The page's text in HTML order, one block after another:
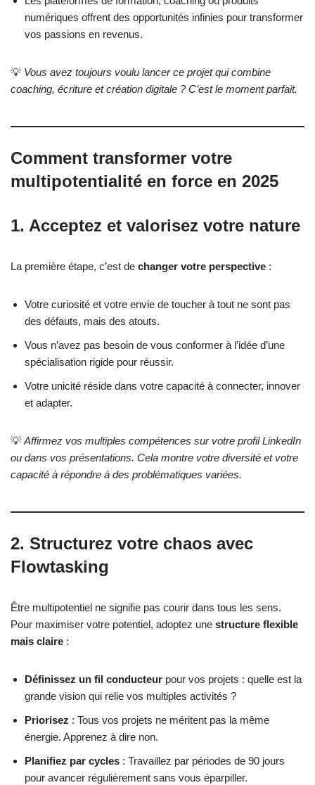
numériques offrent des opportunités infinies pour transformer
vos passions en revenus.
💡 Vous avez toujours voulu lancer ce projet qui combine
coaching, écriture et création digitale ? C’est le moment parfait.
Comment transformer votre
multipotentialité en force en 2025
1. Acceptez et valorisez votre nature
La première étape, c’est de changer votre perspective :
Votre curiosité et votre envie de toucher à tout ne sont pas
des défauts, mais des atouts.
Vous n’avez pas besoin de vous conformer à l’idée d’une
spécialisation rigide pour réussir.
Votre unicité réside dans votre capacité à connecter, innover
et adapter.
💡 Affirmez vos multiples compétences sur votre profil LinkedIn
ou dans vos présentations. Cela montre votre diversité et votre
capacité à répondre à des problématiques variées.
2. Structurez votre chaos avec
Flowtasking
Être multipotentiel ne signifie pas courir dans tous les sens.
Pour maximiser votre potentiel, adoptez une structure flexible
mais claire :
Définissez un fil conducteur pour vos projets : quelle est la
grande vision qui relie vos multiples activités ?
Priorisez : Tous vos projets ne méritent pas la même
énergie. Apprenez à dire non.
Planifiez par cycles : Travaillez par périodes de 90 jours
pour avancer régulièrement sans vous éparpiller.